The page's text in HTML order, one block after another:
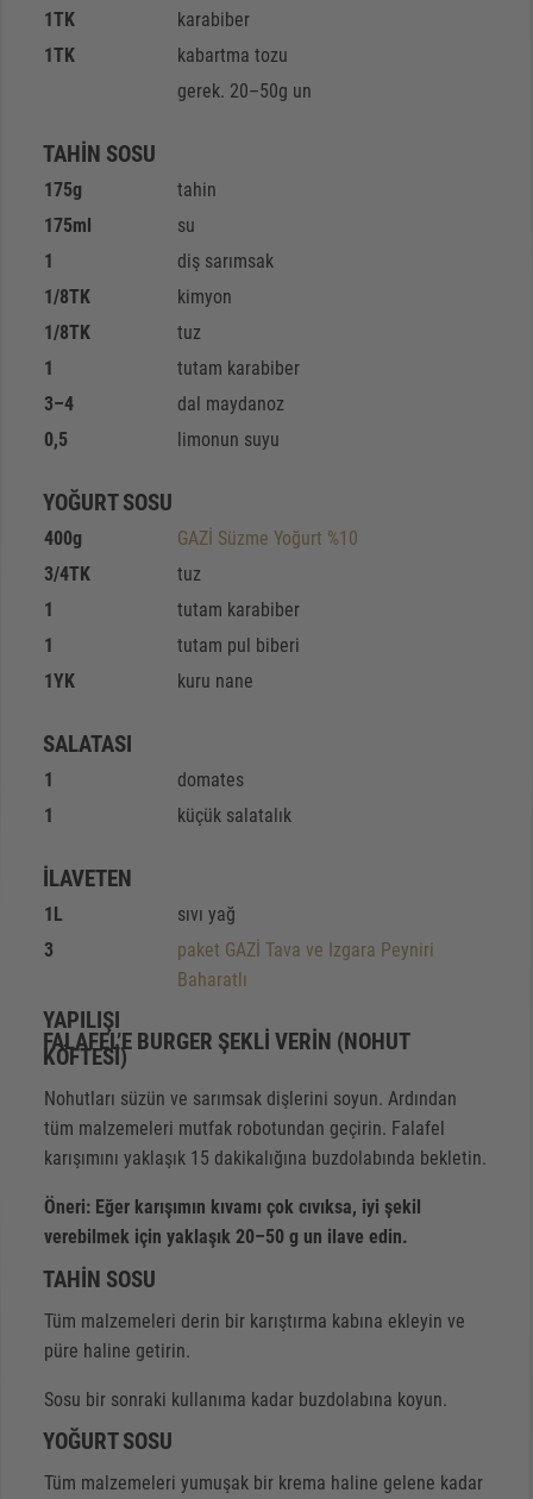
1TK
karabiber
1TK
kabartma tozu
gerek. 20–50g un
TAHİN SOSU
175g
tahin
175ml
su
1
diş sarımsak
1/8TK
kimyon
1/8TK
tuz
1
tutam karabiber
3–4
dal maydanoz
0,5
limonun suyu
YOĞURT SOSU
400g
GAZİ Süzme Yoğurt %10
3/4TK
tuz
1
tutam karabiber
1
tutam pul biberi
1YK kuru nane
SALATASI
1
domates
1
küçük salatalık
İLAVETEN
1L
sıvı yağ
3
paket GAZİ Tava ve Izgara Peyniri
Baharatlı
YAPILIŞI
FALAFEL’E BURGER ŞEKLI VERIN (NOHUT
KÖFTESI)
Nohutları süzün ve sarımsak dişlerini soyun. Ardından
tüm malzemeleri mutfak robotundan geçirin. Falafel
karışımını yaklaşık 15 dakikalığına buzdolabında bekletin.
Öneri: Eğer karışımın kıvamı çok cıvıksa, iyi şekil
verebilmek için yaklaşık 20–50 g un ilave edin.
TAHIN SOSU
Tüm malzemeleri derin bir karıştırma kabına ekleyin ve
püre haline getirin.
Sosu bir sonraki kullanıma kadar buzdolabına koyun.
YOĞURT SOSU
Tüm malzemeleri yumuşak bir krema haline gelene kadar